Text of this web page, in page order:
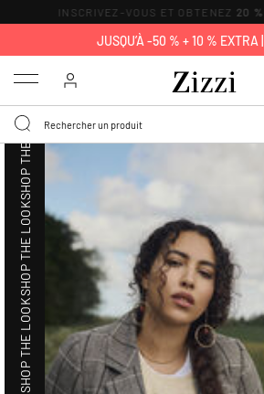
INSCRIVEZ-VOUS ET OBTENEZ 20 %
JUSQU’À -50 % + 10 % EXTRA |
Menu
SHOP THE LOOK
SHOP THE LOOK
SHOP THE LOOK
SHOP THE LOOK